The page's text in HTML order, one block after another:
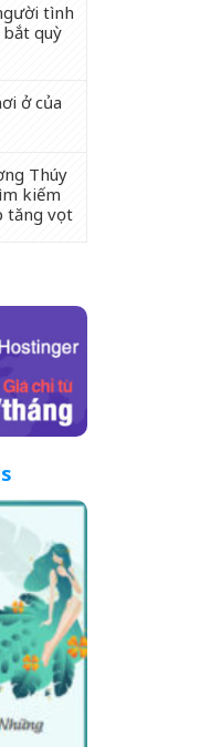
tình
bắt quỳ
ở của
Thúy
kiếm
tăng vọt